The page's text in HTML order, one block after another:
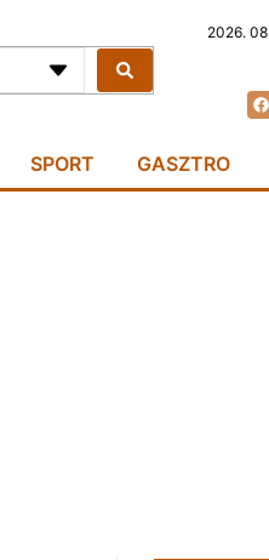
2026.
SPORT GASZTRO